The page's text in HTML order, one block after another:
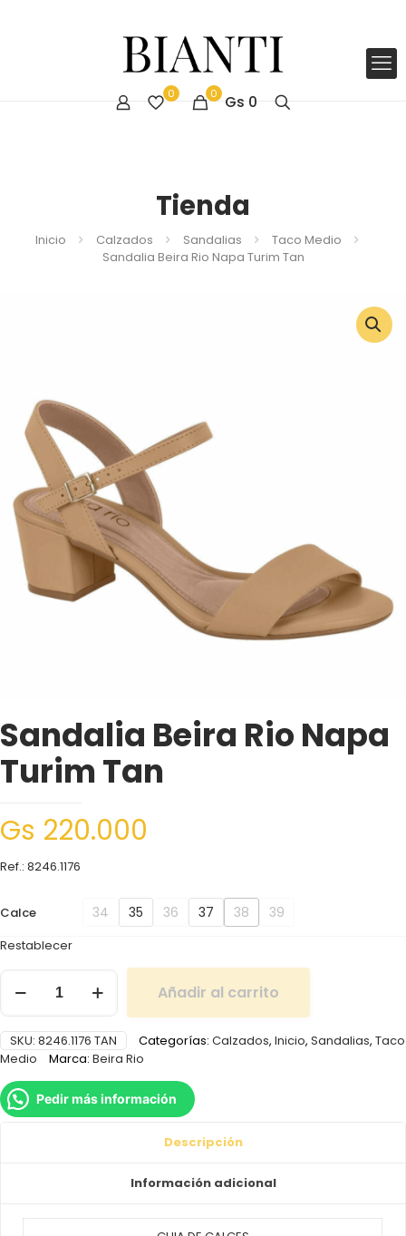
0 0 Gs 0
Tienda
Inicio Calzados Sandalias
Taco Medio
Sandalia Beira Rio Napa Turim Tan
Sandalia Beira Rio Napa
Turim Tan
Gs 220.000
Ref.: 8246.1176
Calce 34 35 36 37 38 39
Restablecer
Añadir al carrito
SKU: 8246.1176 TAN Categorías: Calzados, Inicio, Sandalias, Taco
Medio
Marca: Beira Rio
Pedir más información
Descripción
Información adicional